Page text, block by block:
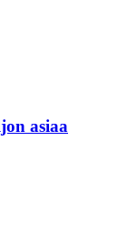
asiaa